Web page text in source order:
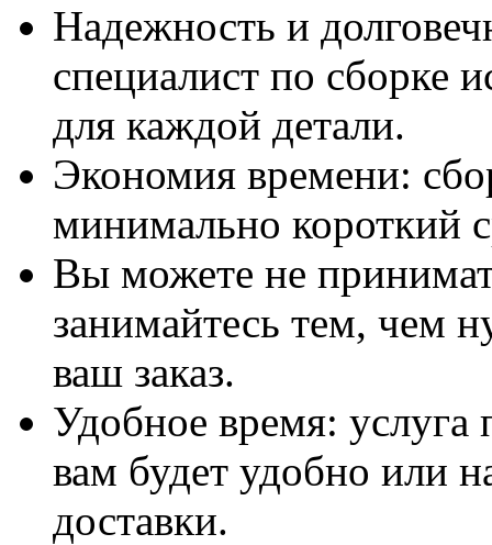
Надежность и
специалист по сборке
для каждой детали.
Экономия времени:
минимально короткий
Вы можете не
занимайтесь тем, чем
ваш заказ.
Удобное время: услуга
вам будет удобно или
доставки.